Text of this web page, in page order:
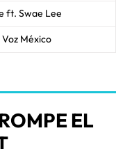
ft. Swae Lee
México
EL